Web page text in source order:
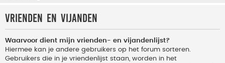
Vrienden en vijanden
Waarvoor dient mijn vrienden- en vijandenlijst?
Hiermee kan je andere gebruikers op het forum sorteren.
Gebruikers die in je vriendenlijst staan, worden in het